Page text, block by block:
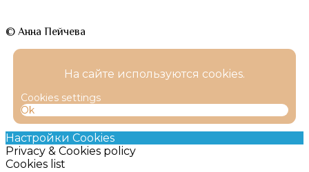
© Анна Пейчева
На сайте используются cookies.
Cookies settings
Ok
Настройки Cookies
Privacy & Cookies policy
Cookies list